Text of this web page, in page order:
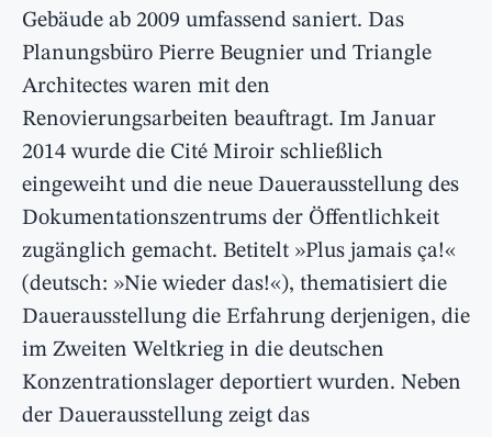
Gebäude ab 2009 umfassend saniert. Das
Planungsbüro Pierre Beugnier und Triangle
Architectes waren mit den
Renovierungsarbeiten beauftragt. Im Januar
2014 wurde die Cité Miroir schließlich
eingeweiht und die neue Dauerausstellung des
Dokumentationszentrums der Öffentlichkeit
zugänglich gemacht. Betitelt »Plus jamais ça!«
(deutsch: »Nie wieder das!«), thematisiert die
Dauerausstellung die Erfahrung derjenigen, die
im Zweiten Weltkrieg in die deutschen
Konzentrationslager deportiert wurden. Neben
der Dauerausstellung zeigt das